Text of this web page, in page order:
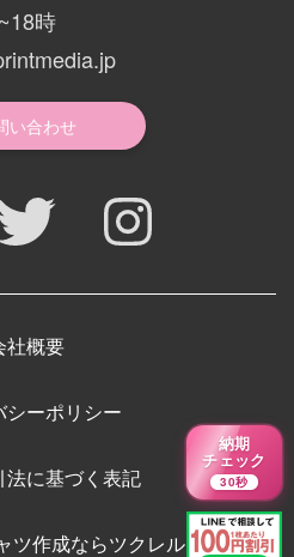
~18時
い合わせ
社概要
シーポリシー
法に基づく表記
ツ作成ならツクレル
納期
チェック
30秒